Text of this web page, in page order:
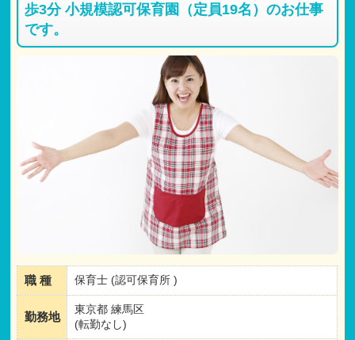
歩3分 小規模認可保育園（定員19名）のお仕事
です。
職 種 保育士 (認可保育所 )
勤務地
東京都 練馬区
(転勤なし)